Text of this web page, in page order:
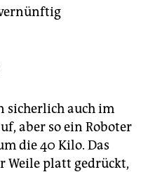
sicherlich auch im
aber so ein Roboter
die 40 Kilo. Das
Weile platt gedrückt,